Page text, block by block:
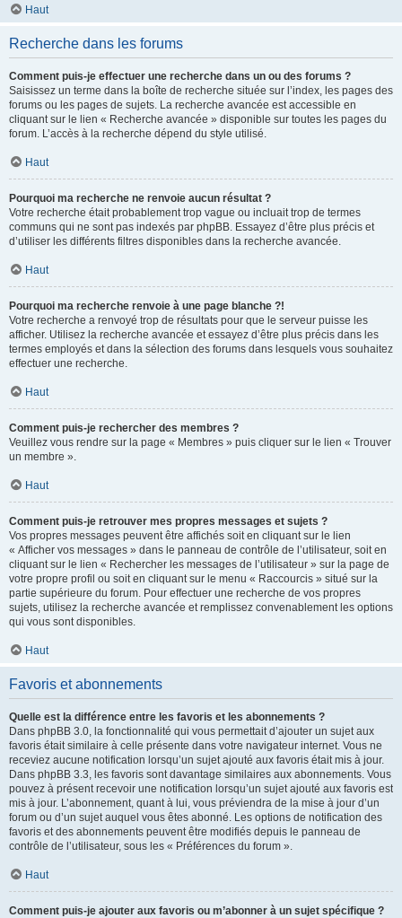
Haut
Recherche dans les forums
Comment puis-je effectuer une recherche dans un ou des forums ?
Saisissez un terme dans la boîte de recherche située sur l’index, les pages des
forums ou les pages de sujets. La recherche avancée est accessible en
cliquant sur le lien « Recherche avancée » disponible sur toutes les pages du
forum. L’accès à la recherche dépend du style utilisé.
Haut
Pourquoi ma recherche ne renvoie aucun résultat ?
Votre recherche était probablement trop vague ou incluait trop de termes
communs qui ne sont pas indexés par phpBB. Essayez d’être plus précis et
d’utiliser les différents filtres disponibles dans la recherche avancée.
Haut
Pourquoi ma recherche renvoie à une page blanche ?!
Votre recherche a renvoyé trop de résultats pour que le serveur puisse les
afficher. Utilisez la recherche avancée et essayez d’être plus précis dans les
termes employés et dans la sélection des forums dans lesquels vous souhaitez
effectuer une recherche.
Haut
Comment puis-je rechercher des membres ?
Veuillez vous rendre sur la page « Membres » puis cliquer sur le lien « Trouver
un membre ».
Haut
Comment puis-je retrouver mes propres messages et sujets ?
Vos propres messages peuvent être affichés soit en cliquant sur le lien
« Afficher vos messages » dans le panneau de contrôle de l’utilisateur, soit en
cliquant sur le lien « Rechercher les messages de l’utilisateur » sur la page de
votre propre profil ou soit en cliquant sur le menu « Raccourcis » situé sur la
partie supérieure du forum. Pour effectuer une recherche de vos propres
sujets, utilisez la recherche avancée et remplissez convenablement les options
qui vous sont disponibles.
Haut
Favoris et abonnements
Quelle est la différence entre les favoris et les abonnements ?
Dans phpBB 3.0, la fonctionnalité qui vous permettait d’ajouter un sujet aux
favoris était similaire à celle présente dans votre navigateur internet. Vous ne
receviez aucune notification lorsqu’un sujet ajouté aux favoris était mis à jour.
Dans phpBB 3.3, les favoris sont davantage similaires aux abonnements. Vous
pouvez à présent recevoir une notification lorsqu’un sujet ajouté aux favoris est
mis à jour. L’abonnement, quant à lui, vous préviendra de la mise à jour d’un
forum ou d’un sujet auquel vous êtes abonné. Les options de notification des
favoris et des abonnements peuvent être modifiés depuis le panneau de
contrôle de l’utilisateur, sous les « Préférences du forum ».
Haut
Comment puis-je ajouter aux favoris ou m’abonner à un sujet spécifique ?